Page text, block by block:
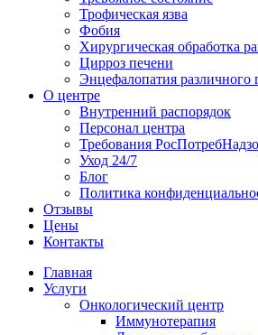
Трофическая язва
Фобия
Хирургическая обработка
Цирроз печени
Энцефалопатия различного
О центре
Внутренний распорядок
Персонал центра
Требования
Уход 24/7
Блог
Политика
Отзывы
Цены
Контакты
Главная
Услуги
Онкологический центр
Иммунотерапия